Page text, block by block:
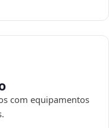
com equipamentos